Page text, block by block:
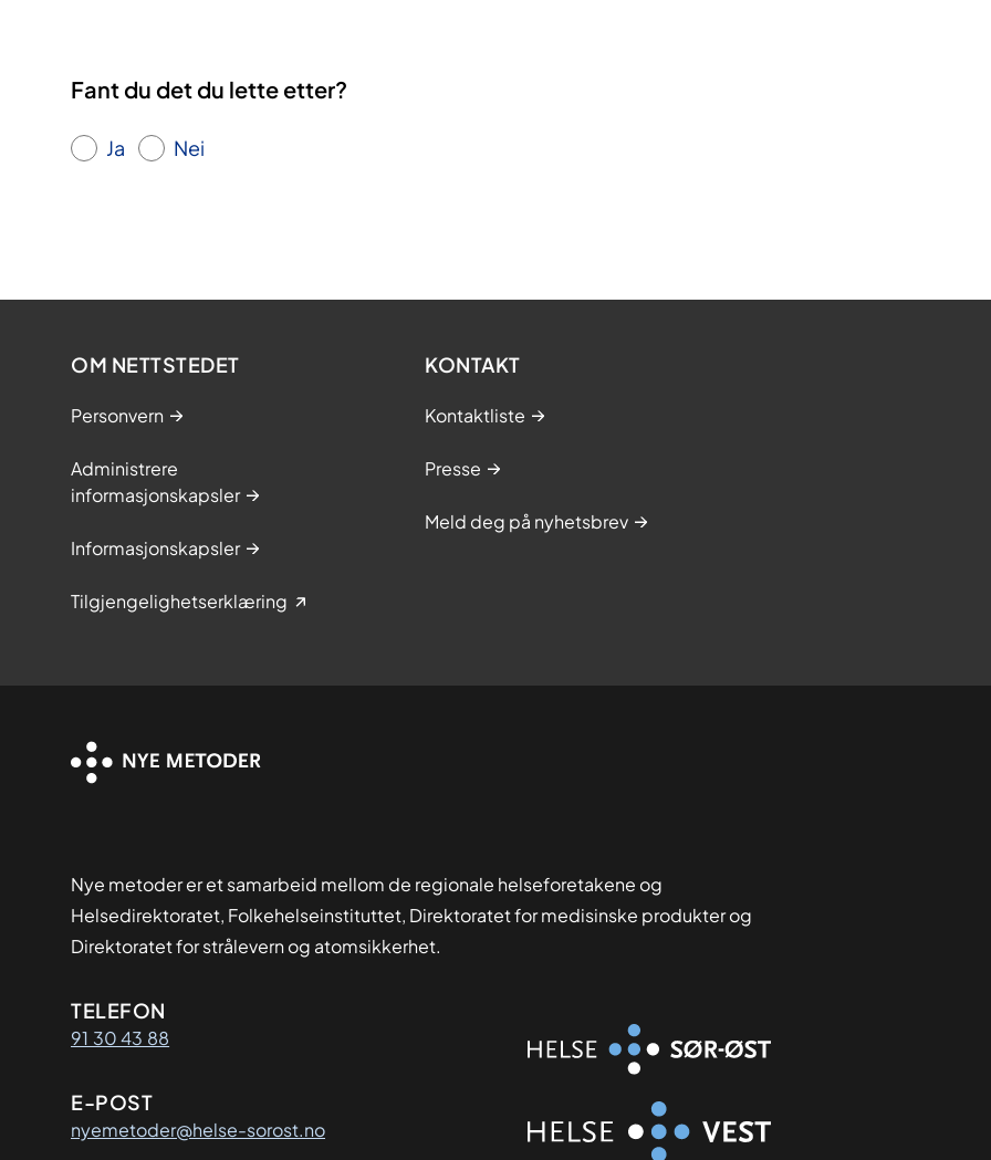
Fant du det du lette etter?
Ja Nei
OM NETTSTEDET
Personvern
Administrere
informasjonskapsler
Informasjonskapsler
Tilgjengelighetserklæring
KONTAKT
Kontaktliste
Presse
Meld deg på nyhetsbrev
Nye metoder er et samarbeid mellom de regionale helseforetakene og
Helsedirektoratet, Folkehelseinstituttet, Direktoratet for medisinske produkter og
Direktoratet for strålevern og atomsikkerhet.
Kontaktinformasjon
TELEFON
91 30 43 88
E-POST
nyemetoder@helse-sorost.no
Organisasjon